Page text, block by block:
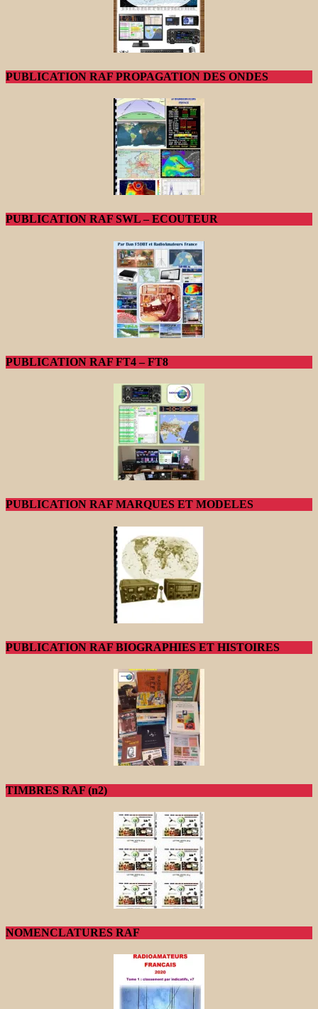
PUBLICATION RAF PROPAGATION DES ONDES
PUBLICATION RAF SWL – ECOUTEUR
PUBLICATION RAF FT4 – FT8
PUBLICATION RAF MARQUES ET MODELES
PUBLICATION RAF BIOGRAPHIES ET HISTOIRES
TIMBRES RAF (n2)
NOMENCLATURES RAF